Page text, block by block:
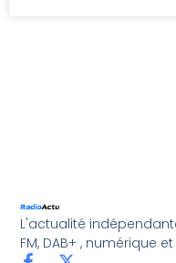
L'actualité
FM, DAB+ , numérique